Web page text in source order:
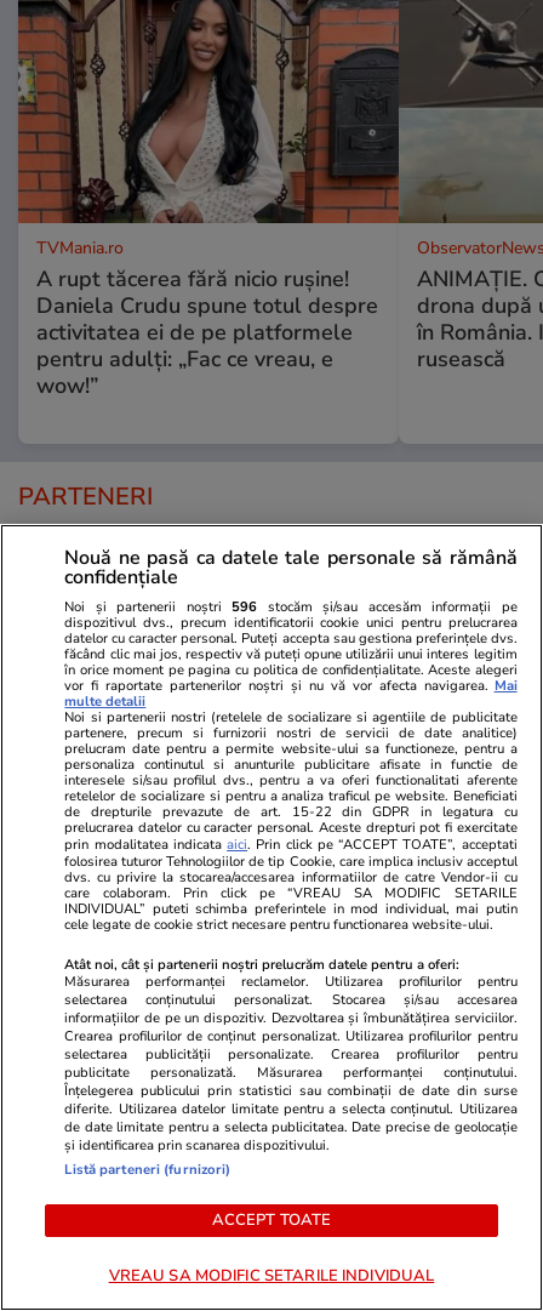
TVMania.ro
A rupt tăcerea fără nicio rușine!
Daniela Crudu spune totul despre
activitatea ei de pe platformele
pentru adulți: „Fac ce vreau, e
wow!”
ANIMAŢIE.
drona după
în România.
rusească
PARTENERI
GSP.ro
Marea rivală a Simonei Halep, de
nerecunoscut pe plajele din
Grecia
GSP.ro
Ce s-a
Mircea
Nouă ne pasă ca datele tale personale să rămână
confidențiale
Noi și partenerii noștri 596 stocăm și/sau accesăm informații pe
dispozitivul dvs., precum identificatorii cookie unici pentru prelucrarea
datelor cu caracter personal. Puteți accepta sau gestiona preferințele dvs.
făcând clic mai jos, respectiv vă puteți opune utilizării unui interes legitim
în orice moment pe pagina cu politica de confidențialitate. Aceste alegeri
vor fi raportate partenerilor noștri și nu vă vor afecta navigarea. Mai
multe detalii
Noi si partenerii nostri (retelele de socializare si agentiile de publicitate
partenere, precum si furnizorii nostri de servicii de date analitice)
prelucram date pentru a permite website-ului sa functioneze, pentru a
personaliza continutul si anunturile publicitare afisate in functie de
interesele si/sau profilul dvs., pentru a va oferi functionalitati aferente
retelelor de socializare si pentru a analiza traficul pe website. Beneficiati
de drepturile prevazute de art. 15-22 din GDPR in legatura cu
prelucrarea datelor cu caracter personal. Aceste drepturi pot fi exercitate
prin modalitatea indicataaici. Prin click pe “ACCEPT TOATE”, acceptati
folosirea tuturor Tehnologiilor de tip Cookie, care implica inclusiv acceptul
dvs. cu privire la stocarea/accesarea informatiilor de catre Vendor-ii cu
care colaboram. Prin click pe “VREAU SA MODIFIC SETARILE
INDIVIDUAL” puteti schimba preferintele in mod individual, mai putin
cele legate de cookie strict necesare pentru functionarea website-ului.
Atât noi, cât și partenerii noștri prelucrăm datele pentru a oferi:
Măsurarea performanței reclamelor. Utilizarea profilurilor pentru
selectarea conținutului personalizat. Stocarea și/sau accesarea
informațiilor de pe un dispozitiv. Dezvoltarea și îmbunătățirea serviciilor.
Crearea profilurilor de conținut personalizat. Utilizarea profilurilor pentru
selectarea publicității personalizate. Crearea profilurilor pentru
publicitate personalizată. Măsurarea performanței conținutului.
Înțelegerea publicului prin statistici sau combinații de date din surse
diferite. Utilizarea datelor limitate pentru a selecta conținutul. Utilizarea
de date limitate pentru a selecta publicitatea. Date precise de geolocație
și identificarea prin scanarea dispozitivului.
Listă parteneri (furnizori)
ACCEPT TOATE
VREAU SA MODIFIC SETARILE INDIVIDUAL